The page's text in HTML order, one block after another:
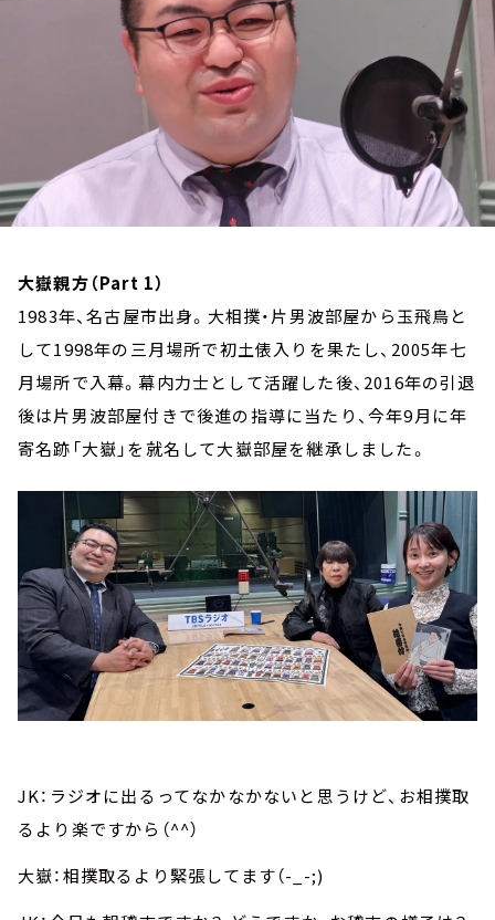
大嶽親方（Part 1）
1983年、名古屋市出身。大相撲・片男波部屋から玉飛鳥と
して1998年の三月場所で初土俵入りを果たし、2005年七
月場所で入幕。幕内力士として活躍した後、2016年の引退
後は片男波部屋付きで後進の指導に当たり、今年9月に年
寄名跡「大嶽」を就名して大嶽部屋を継承しました。
JK：ラジオに出るってなかなかないと思うけど、お相撲取
るより楽ですから（^^）
大嶽：相撲取るより緊張してます（-_-;)